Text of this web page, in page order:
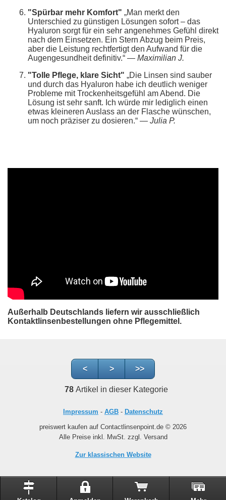
"Spürbar mehr Komfort" „Man merkt den
Unterschied zu günstigen Lösungen sofort – das
Hyaluron sorgt für ein sehr angenehmes Gefühl direkt
nach dem Einsetzen. Ein Stern Abzug beim Preis,
aber die Leistung rechtfertigt den Aufwand für die
Augengesundheit definitiv.“ — Maximilian J.
"Tolle Pflege, klare Sicht" „Die Linsen sind sauber
und durch das Hyaluron habe ich deutlich weniger
Probleme mit Trockenheitsgefühl am Abend. Die
Lösung ist sehr sanft. Ich würde mir lediglich einen
etwas kleineren Auslass an der Flasche wünschen,
um noch präziser zu dosieren.“ — Julia P.
Außerhalb Deutschlands liefern wir ausschließlich
Kontaktlinsenbestellungen ohne Pflegemittel.
< > >>
78Artikel in dieser Kategorie
Impressum - AGB - Datenschutz
preiswert kaufen auf Contactlinsenpoint.de © 2026
Alle Preise inkl. MwSt. zzgl. Versand
Zur klassischen Website